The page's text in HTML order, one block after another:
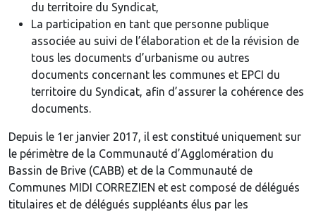
du territoire du Syndicat,
La participation en tant que personne publique
associée au suivi de l’élaboration et de la révision de
tous les documents d’urbanisme ou autres
documents concernant les communes et EPCI du
territoire du Syndicat, afin d’assurer la cohérence des
documents.
Depuis le 1er janvier 2017, il est constitué uniquement sur
le périmètre de la Communauté d’Agglomération du
Bassin de Brive (CABB) et de la Communauté de
Communes MIDI CORREZIEN et est composé de délégués
titulaires et de délégués suppléants élus par les